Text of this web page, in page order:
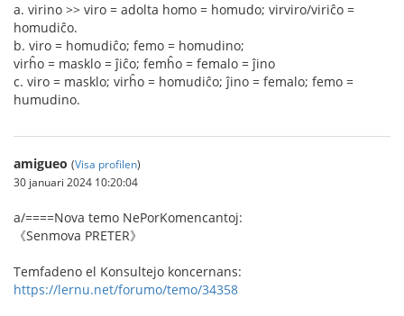
a. virino >> viro = adolta homo = homudo; virviro/viriĉo =
homudiĉo.
b. viro = homudiĉo; femo = homudino;
virĥo = masklo = ĵiĉo; femĥo = femalo = ĵino
c. viro = masklo; virĥo = homudiĉo; ĵino = femalo; femo =
humudino.
amigueo (Visa profilen)
30 januari 2024 10:20:04
a/====Nova temo NePorKomencantoj:
《Senmova PRETER》
Temfadeno el Konsultejo koncernans:
https://lernu.net/forumo/temo/34358